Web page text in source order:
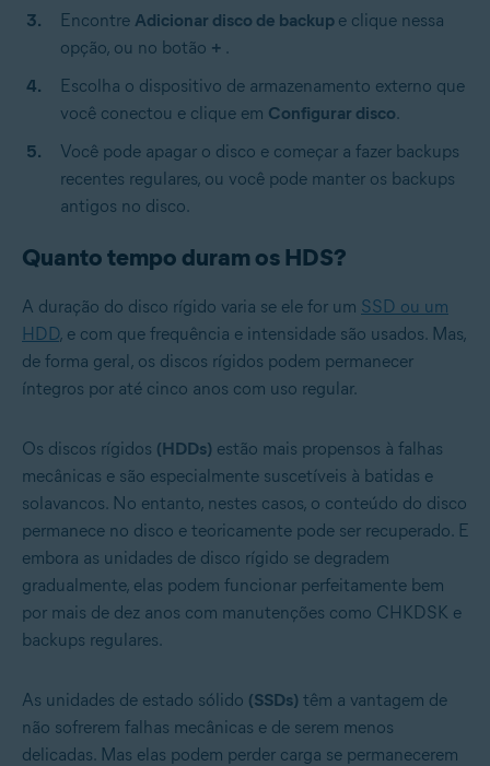
Encontre Adicionar disco de backup e clique nessa
opção, ou no botão + .
Escolha o dispositivo de armazenamento externo que
você conectou e clique em Configurar disco.
Você pode apagar o disco e começar a fazer backups
recentes regulares, ou você pode manter os backups
antigos no disco.
Quanto tempo duram os HDS?
A duração do disco rígido varia se ele for um SSD ou um
HDD, e com que frequência e intensidade são usados. Mas,
de forma geral, os discos rígidos podem permanecer
íntegros por até cinco anos com uso regular.
Os discos rígidos (HDDs) estão mais propensos à falhas
mecânicas e são especialmente suscetíveis à batidas e
solavancos. No entanto, nestes casos, o conteúdo do disco
permanece no disco e teoricamente pode ser recuperado. E
embora as unidades de disco rígido se degradem
gradualmente, elas podem funcionar perfeitamente bem
por mais de dez anos com manutenções como CHKDSK e
backups regulares.
As unidades de estado sólido (SSDs) têm a vantagem de
não sofrerem falhas mecânicas e de serem menos
delicadas. Mas elas podem perder carga se permanecerem